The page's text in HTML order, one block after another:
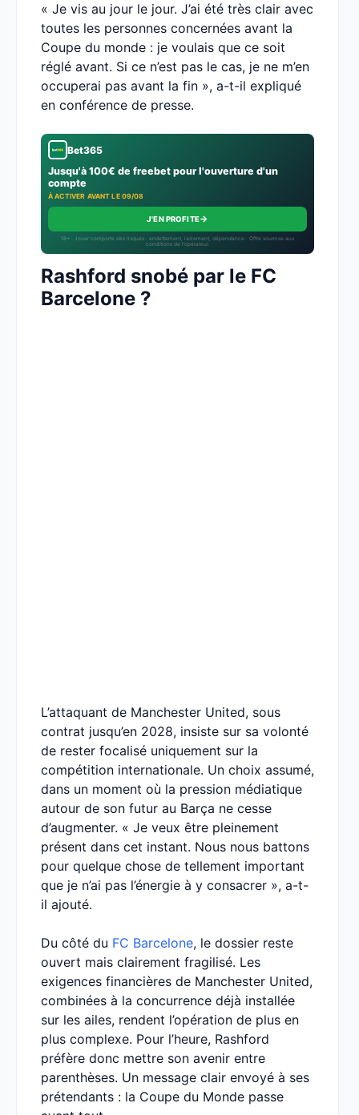
« Je vis au jour le jour. J’ai été très clair avec
toutes les personnes concernées avant la
Coupe du monde : je voulais que ce soit
réglé avant. Si ce n’est pas le cas, je ne m’en
occuperai pas avant la fin », a-t-il expliqué
en conférence de presse.
Bet365
Jusqu'à 100€ de freebet pour l'ouverture d'un
compte
À ACTIVER AVANT LE 09/08
J'EN PROFITE→
18+ · Jouer comporte des risques : endettement, isolement, dépendance · Offre soumise aux
conditions de l’opérateur.
Rashford snobé par le FC
Barcelone ?
L’attaquant de Manchester United, sous
contrat jusqu’en 2028, insiste sur sa volonté
de rester focalisé uniquement sur la
compétition internationale. Un choix assumé,
dans un moment où la pression médiatique
autour de son futur au Barça ne cesse
d’augmenter. « Je veux être pleinement
présent dans cet instant. Nous nous battons
pour quelque chose de tellement important
que je n’ai pas l’énergie à y consacrer », a-t-
il ajouté.
Du côté du FC Barcelone, le dossier reste
ouvert mais clairement fragilisé. Les
exigences financières de Manchester United,
combinées à la concurrence déjà installée
sur les ailes, rendent l’opération de plus en
plus complexe. Pour l’heure, Rashford
préfère donc mettre son avenir entre
parenthèses. Un message clair envoyé à ses
prétendants : la Coupe du Monde passe